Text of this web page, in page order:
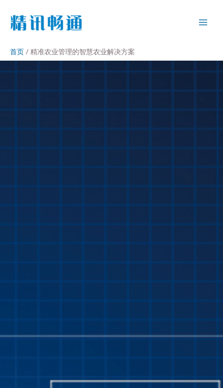
首页 精准农业管理的智慧农业解决方案